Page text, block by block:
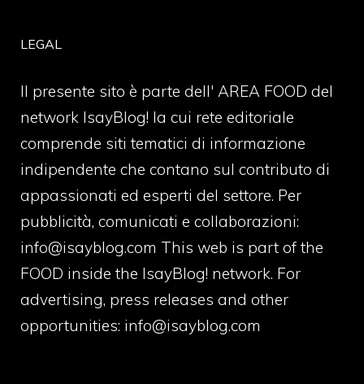
LEGAL
Il presente sito è parte dell' AREA FOOD del
network IsayBlog! la cui rete editoriale
comprende siti tematici di informazione
indipendente che contano sul contributo di
appassionati ed esperti del settore. Per
pubblicità, comunicati e collaborazioni:
info@isayblog.com This web is part of the
FOOD inside the IsayBlog! network. For
advertising, press releases and other
opportunities: info@isayblog.com